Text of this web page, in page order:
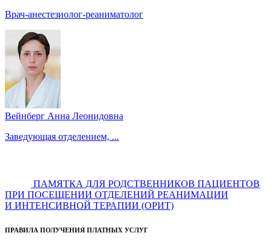
Врач-анестезиолог-реаниматолог
Вейнберг Анна Леонидовна
Заведующая отделением, ...
ПАМЯТКА ДЛЯ РОДСТВЕННИКОВ ПАЦИЕНТОВ
ПРИ ПОСЕЩЕНИИ ОТДЕЛЕНИЙ РЕАНИМАЦИИ
И ИНТЕНСИВНОЙ ТЕРАПИИ (ОРИТ)
ПРАВИЛА ПОЛУЧЕНИЯ ПЛАТНЫХ УСЛУГ